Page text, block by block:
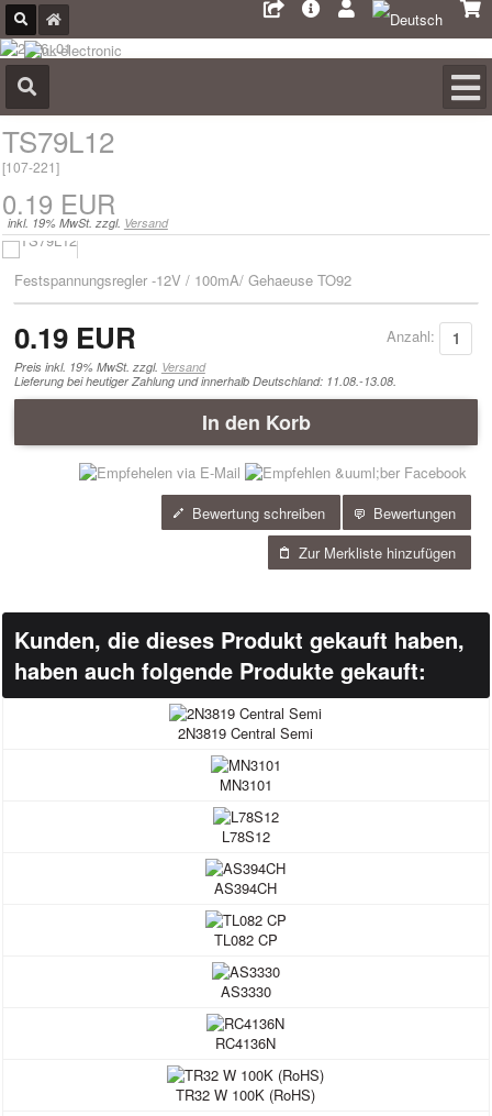
TS79L12
[107-221]
0.19 EUR
inkl. 19% MwSt. zzgl. Versand
Festspannungsregler -12V / 100mA/ Gehaeuse TO92
Anzahl:
0.19 EUR
Preis inkl. 19% MwSt. zzgl. Versand
Lieferung bei heutiger Zahlung und innerhalb Deutschland: 11.08.-13.08.
In den Korb
Bewertungen
Bewertung schreiben
Zur Merkliste hinzufügen
Kunden, die dieses Produkt gekauft haben,
haben auch folgende Produkte gekauft:
2N3819 Central Semi
MN3101
L78S12
AS394CH
TL082 CP
AS3330
RC4136N
TR32 W 100K (RoHS)